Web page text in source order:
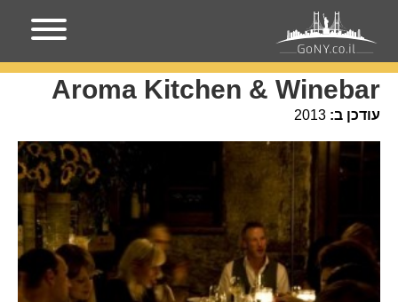
עמוד הבית מקומות בניו-יורק
Aroma Kitchen & Winebar
עודכן ב: 2013